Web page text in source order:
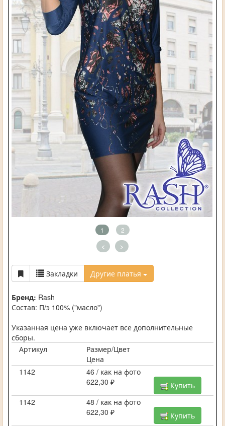
1 2
< >
Закладки Другие платья
Бренд: Rash
Состав: П/э 100% ("масло")
Указанная цена уже включает все дополнительные
сборы.
Артикул
Размер/Цвет
Цена
1142
46 / как на фото
622,30 ₽
Купить
1142
48 / как на фото
622,30 ₽
Купить